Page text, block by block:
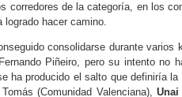
corredores de la categoría, en los
logrado hacer camino.
consolidarse durante varios
Piñeiro, pero su intento no
ha producido el salto que definiría la
(Comunidad Valenciana), Unai